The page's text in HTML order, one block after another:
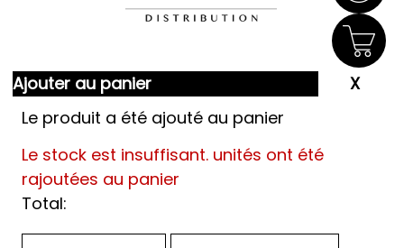
Ajouter au panier
Le produit a été ajouté au panier
Le stock est insuffisant. unités ont été
rajoutées au panier
Total: